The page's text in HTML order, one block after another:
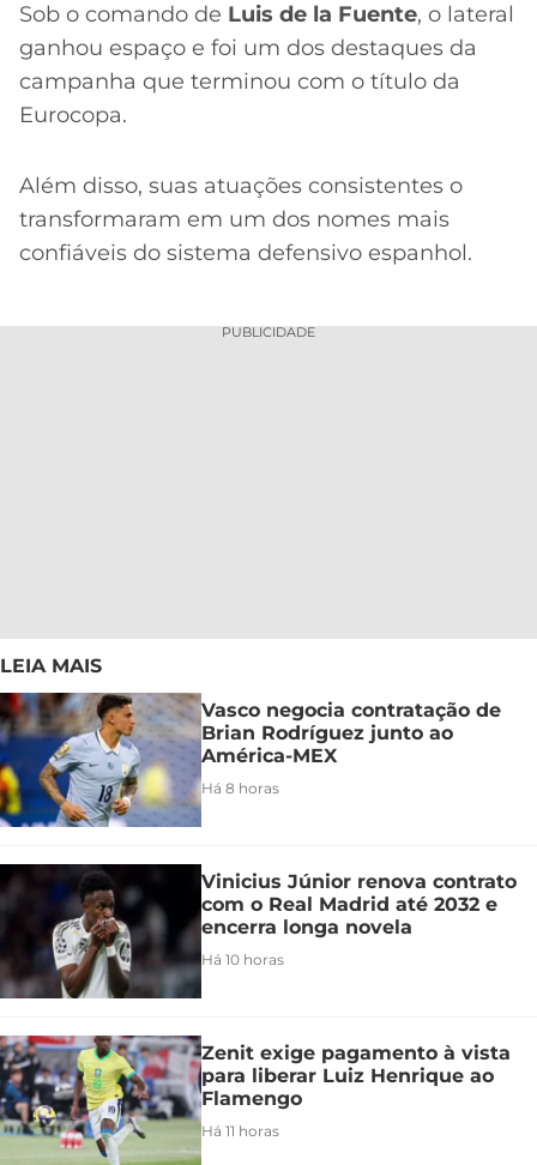
Sob o comando de Luis de la Fuente, o lateral
ganhou espaço e foi um dos destaques da
campanha que terminou com o título da
Eurocopa.
Além disso, suas atuações consistentes o
transformaram em um dos nomes mais
confiáveis do sistema defensivo espanhol.
PUBLICIDADE
LEIA MAIS
Vasco negocia contratação de
Brian Rodríguez junto ao
América-MEX
Há 8 horas
Vinicius Júnior renova contrato
com o Real Madrid até 2032 e
encerra longa novela
Há 10 horas
Zenit exige pagamento à vista
para liberar Luiz Henrique ao
Flamengo
Há 11 horas